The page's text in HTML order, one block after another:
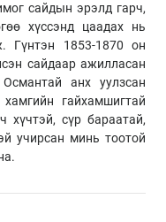
сайдын эрэлд гарч,
хүссэнд цаадах нь
Гүнтэн 1853-1870 он
сайдаар ажилласан
анх уулзсан
гайхамшигтай
хүчтэй, сүр бараатай,
учирсан минь тоотой